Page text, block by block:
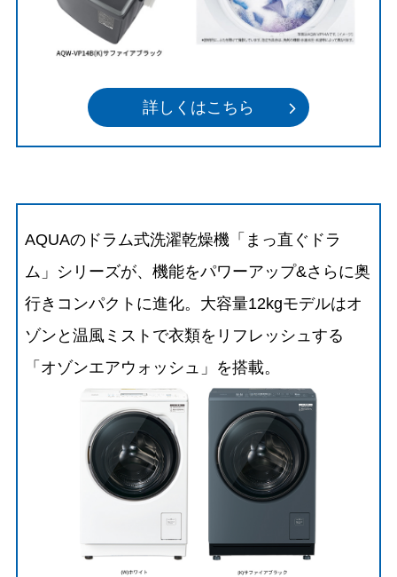
詳しくはこちら
AQUAのドラム式洗濯乾燥機「まっ直ぐドラ
ム」シリーズが、機能をパワーアップ&さらに奥
行きコンパクトに進化。大容量12kgモデルはオ
ゾンと温風ミストで衣類をリフレッシュする
「オゾンエアウォッシュ」を搭載。